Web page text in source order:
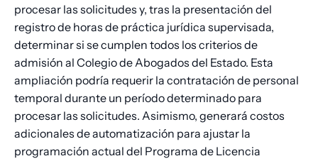
procesar las solicitudes y, tras la presentación del
registro de horas de práctica jurídica supervisada,
determinar si se cumplen todos los criterios de
admisión al Colegio de Abogados del Estado. Esta
ampliación podría requerir la contratación de personal
temporal durante un período determinado para
procesar las solicitudes. Asimismo, generará costos
adicionales de automatización para ajustar la
programación actual del Programa de Licencia